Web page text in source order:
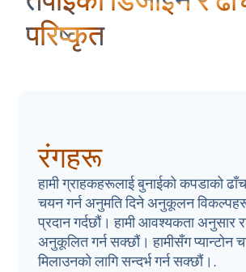
परिष्कृत
रंगहरू
हामी ग्राहकहरूलाई बुनाईको कपडाको
चयन गर्न अनुमति दिने अनुकूलन
प्रदान गर्दछौं। हामी आवश्यकता अनुसार
अनुकूलित गर्न सक्छौं। हामीसँग प्यान्टोन
मिलाउनको लागि सन्दर्भ गर्न सक्छौं।.